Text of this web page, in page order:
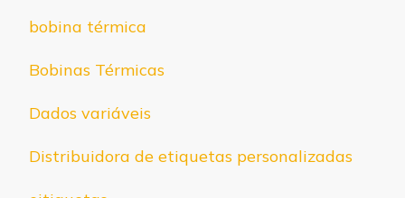
bobina térmica
Bobinas Térmicas
Dados variáveis
Distribuidora de etiquetas personalizadas